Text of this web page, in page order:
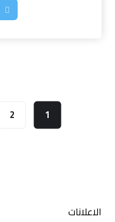
1
2
الاعلانات